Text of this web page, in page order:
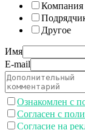
Компания
Другое
Имя
E-mail
Ознакомлен с
Согласен с
Согласие на